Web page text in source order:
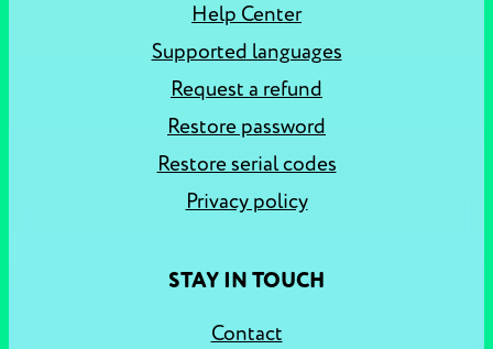
Help Center
Supported languages
Request a refund
Restore password
Restore serial codes
Privacy policy
STAY IN TOUCH
Contact